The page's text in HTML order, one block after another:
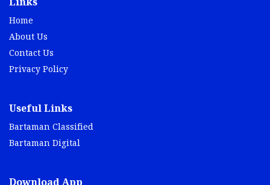
Home
About Us
Contact Us
Privacy Policy
Useful Links
Bartaman Classified
Bartaman Digital